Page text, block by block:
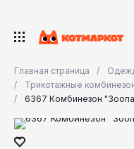
Главная страница
Трикотажные
6367 Комбинезон